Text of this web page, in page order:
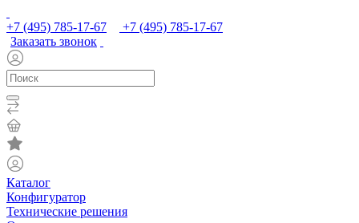
+7 (495) 785-17-67
+7 (495) 785-17-67
Заказать звонок
Каталог
Конфигуратор
Технические решения